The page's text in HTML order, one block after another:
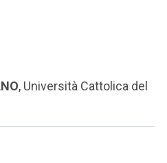
, Università Cattolica del